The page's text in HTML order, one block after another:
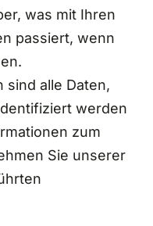
was mit Ihren
passiert, wenn
sind alle Daten,
werden
zum
Sie unserer